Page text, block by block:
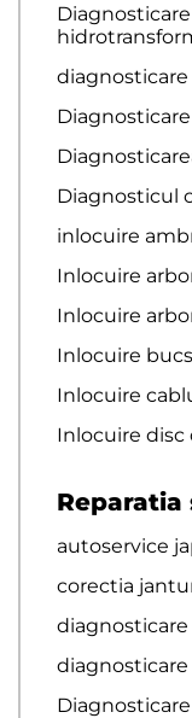
Diagnosticul
inlocuire
Inlocuire
Inlocuire
Inlocuire
Inlocuire
Inlocuire disc
Reparatia
autoservice
corectia